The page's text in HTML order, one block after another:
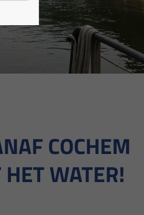
COCHEM
WATER!